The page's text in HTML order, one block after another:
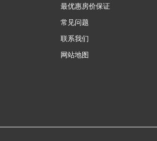
最优惠房价保证
常见问题
联系我们
网站地图